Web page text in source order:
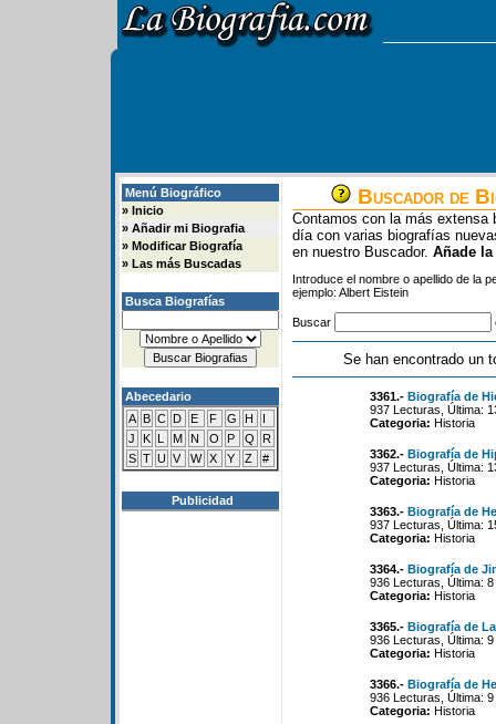
Menú Biográfico
» Inicio
» Añadir mi Biografia
» Modificar Biografía
» Las más Buscadas
Busca Biografías
Abecedario
A B C D E F G H
I
J
K L M N O P Q
R
S T U V W X Y Z #
Publicidad
Buscador de
Contamos con la más extensa
día con varias biografías
en nuestro Buscador. Añade
Introduce el nombre o apellido de la
ejemplo: Albert Eistein
Buscar
Se han encontrado un
3361.- Biografía de
937 Lecturas, Última:
Categoria: Historia
3362.- Biografía de
937 Lecturas, Última:
Categoria: Historia
3363.- Biografía de
937 Lecturas, Última:
Categoria: Historia
3364.- Biografía de
936 Lecturas, Última:
Categoria: Historia
3365.- Biografía de
936 Lecturas, Última:
Categoria: Historia
3366.- Biografía de
936 Lecturas, Última:
Categoria: Historia